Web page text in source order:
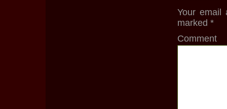
Your email
marked *
Comment